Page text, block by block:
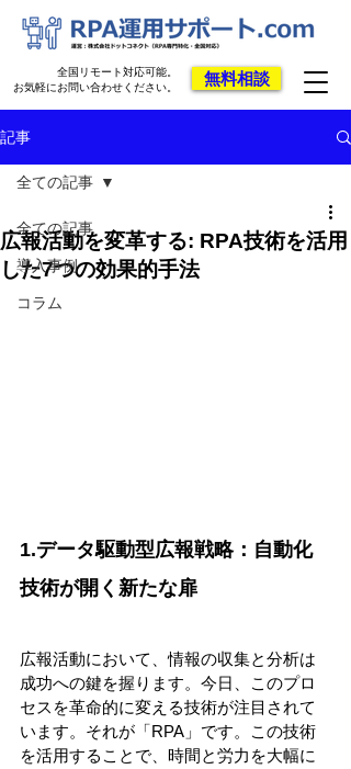
無料相談
全国リモート対応可能。
お気軽にお問い合わせください。
記事
全ての記事
導入事例
コラム
全ての記事
広報活動を変革する: RPA技術を活用
した7つの効果的手法
1.データ駆動型広報戦略：自動化
技術が開く新たな扉
広報活動において、情報の収集と分析は
成功への鍵を握ります。今日、このプロ
セスを革命的に変える技術が注目されて
います。それが「RPA」です。この技術
を活用することで、時間と労力を大幅に